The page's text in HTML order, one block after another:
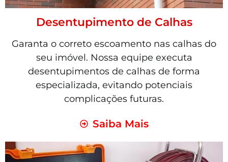
Desentupimento de Calhas
Garanta o correto escoamento nas calhas do
seu imóvel. Nossa equipe executa
desentupimentos de calhas de forma
especializada, evitando potenciais
complicações futuras.
Saiba Mais